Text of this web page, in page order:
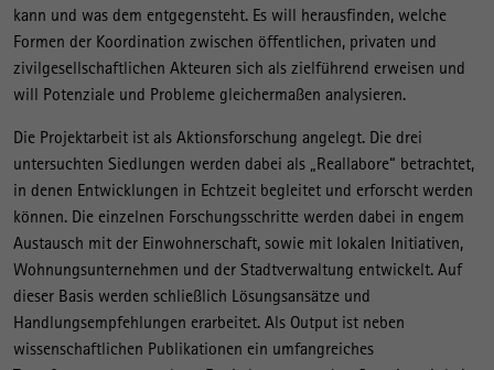
kann und was dem entgegensteht. Es will herausfinden, welche
Formen der Koordination zwischen öffentlichen, privaten und
zivilgesellschaftlichen Akteuren sich als zielführend erweisen und
will Potenziale und Probleme gleichermaßen analysieren.
Die Projektarbeit ist als Aktionsforschung angelegt. Die drei
untersuchten Siedlungen werden dabei als „Reallabore“ betrachtet,
in denen Entwicklungen in Echtzeit begleitet und erforscht werden
können. Die einzelnen Forschungsschritte werden dabei in engem
Austausch mit der Einwohnerschaft, sowie mit lokalen Initiativen,
Wohnungsunternehmen und der Stadtverwaltung entwickelt. Auf
dieser Basis werden schließlich Lösungsansätze und
Handlungsempfehlungen erarbeitet. Als Output ist neben
wissenschaftlichen Publikationen ein umfangreiches